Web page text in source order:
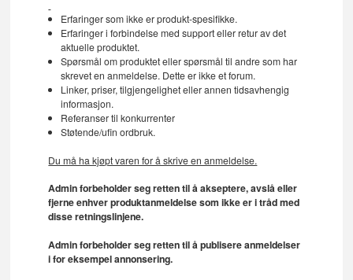
Erfaringer som ikke er produkt-spesifikke.
Erfaringer i forbindelse med support eller retur av det
aktuelle produktet.
Spørsmål om produktet eller spørsmål til andre som har
skrevet en anmeldelse. Dette er ikke et forum.
Linker, priser, tilgjengelighet eller annen tidsavhengig
informasjon.
Referanser til konkurrenter
Støtende/ufin ordbruk.
Du må ha kjøpt varen for å skrive en anmeldelse.
Admin forbeholder seg retten til å akseptere, avslå eller
fjerne enhver produktanmeldelse som ikke er i tråd med
disse retningslinjene.
Admin forbeholder seg retten til å publisere anmeldelser
i for eksempel annonsering.